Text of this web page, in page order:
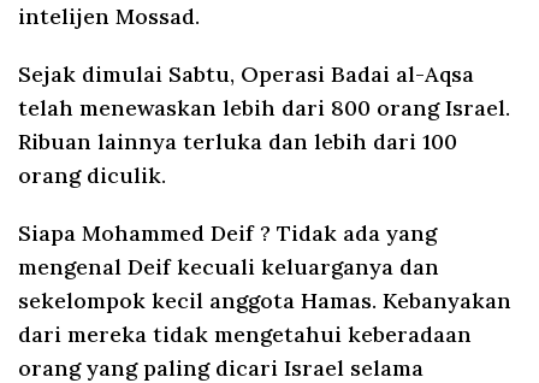
intelijen Mossad.
Sejak dimulai Sabtu, Operasi Badai al-Aqsa
telah menewaskan lebih dari 800 orang Israel.
Ribuan lainnya terluka dan lebih dari 100
orang diculik.
Siapa Mohammed Deif ? Tidak ada yang
mengenal Deif kecuali keluarganya dan
sekelompok kecil anggota Hamas. Kebanyakan
dari mereka tidak mengetahui keberadaan
orang yang paling dicari Israel selama